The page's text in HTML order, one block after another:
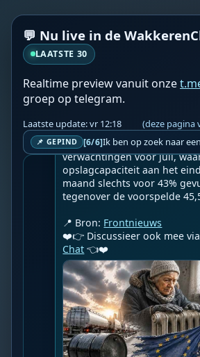
💬 Nu live in de
LAATSTE 30
Realtime preview vanuit onze
groep op telegram.
Laatste update: vr 12:18 (deze pagina
📌 GEPIND [6/6]
--
De TTF-futures, die als
zijn deze week met 7%
ongeveer 54 euro per
Dart handhaafde haar
euro voor het saldo van het
kwartaal. Ze merkte op dat
in Noordwest-Europa op
miljoen ton achterbleef bij de
verwachtingen voor juli,
opslagcapaciteit aan het
maand slechts voor 43%
tegenover de voorspelde
📍 Bron: Frontnieuws
❤️👉 Discussieer ook mee via
Chat 👈❤️